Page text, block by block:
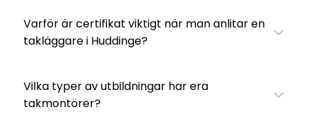
Varför är certifikat viktigt när man anlitar en
takläggare i Huddinge?
Vilka typer av utbildningar har era
takmontörer?